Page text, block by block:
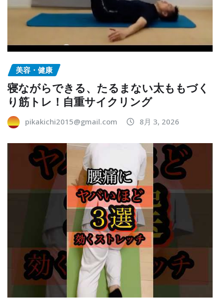
美容・健康
寝ながらできる、たるまない太ももづく
り筋トレ！自重サイクリング
pikakichi2015@gmail.com 8月 3, 2026